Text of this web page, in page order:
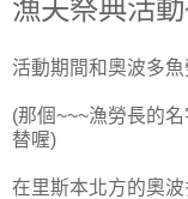
漁夫祭典活
活動期間和奧波多
(那個~~~漁勞長的
替喔)
在里斯本北方的奧